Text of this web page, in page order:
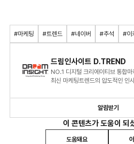
#마케팅 #트렌드 #네이버 #추석 #이
드림인사이트 D.TREND
NO.1 디지털 크리에이티브 통합
최신 마케팅트렌드의 압도적인 인
알림받기
이 콘텐츠가 도움이 되
도움돼요